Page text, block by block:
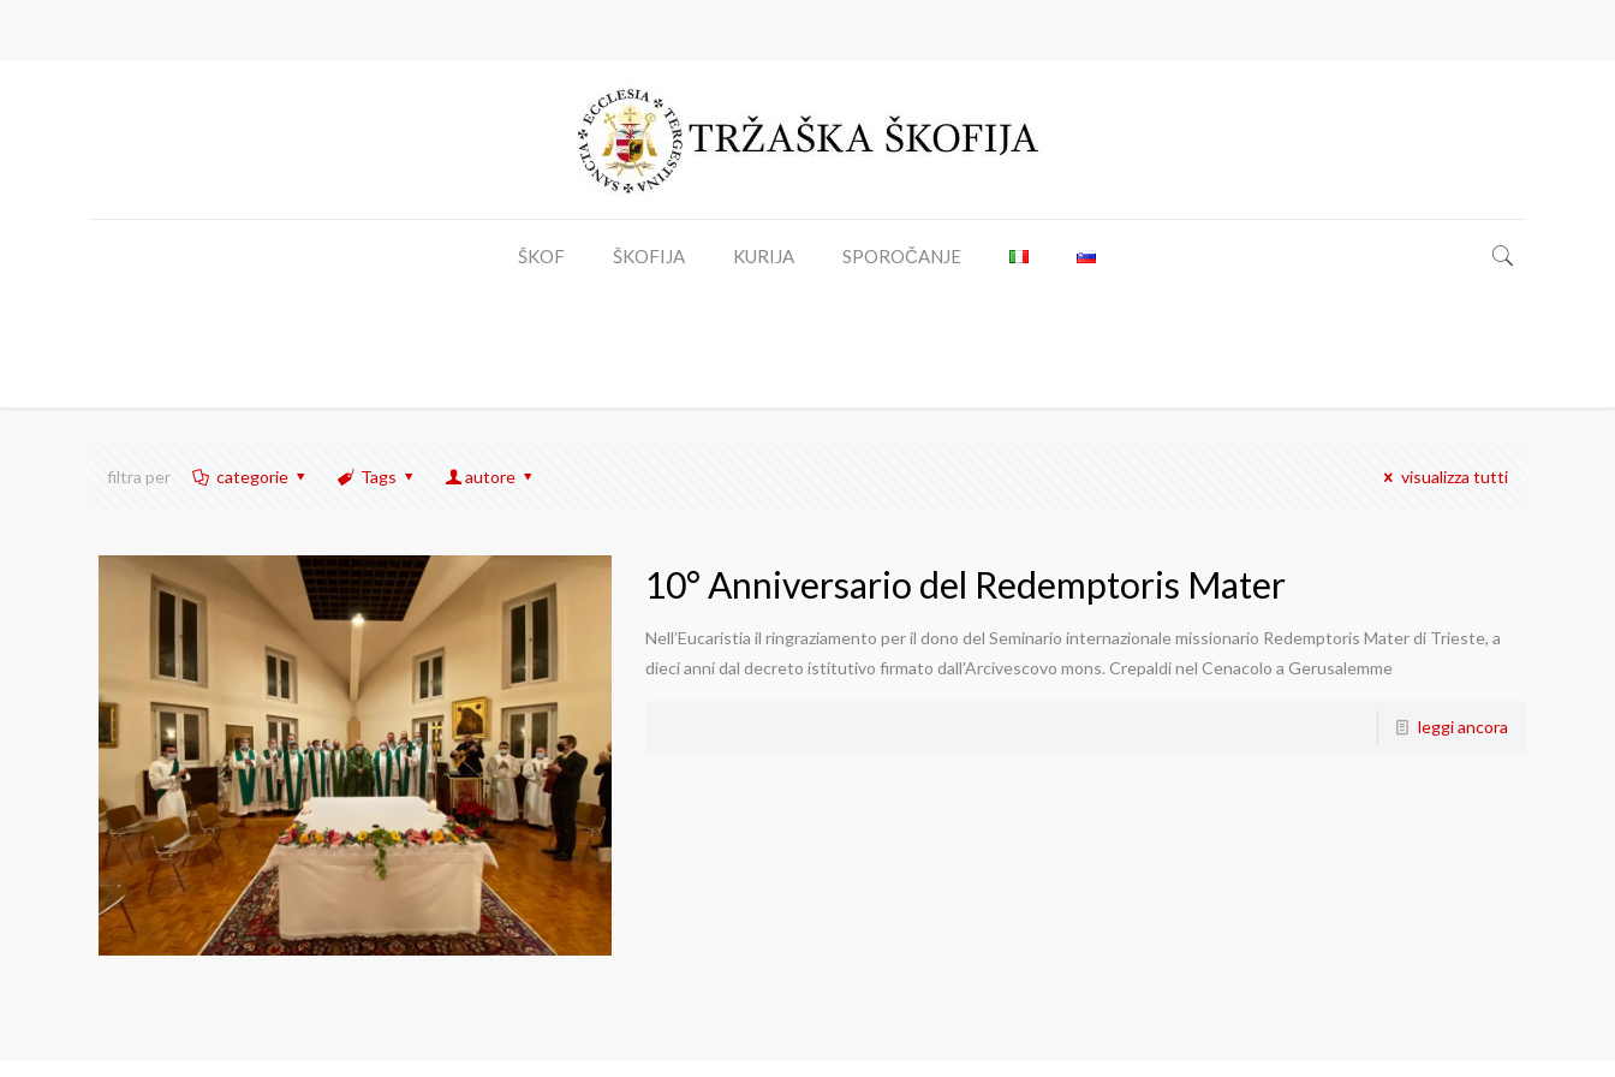
ŠKOF ŠKOFIJA KURIJA SPOROČANJE
filtra per categorie Tags autore visualizza tutti
10° Anniversario del Redemptoris Mater
Nell’Eucaristia il ringraziamento per il dono del Seminario internazionale missionario Redemptoris Mater di Trieste, a
dieci anni dal decreto istitutivo firmato dall'Arcivescovo mons. Crepaldi nel Cenacolo a Gerusalemme
leggi ancora